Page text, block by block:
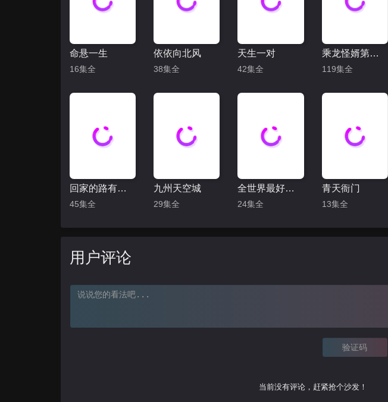
命悬一生
16集全
依依向北风
38集全
天生一对
42集全
乘龙怪婿第二季
119集全
回家的路有多远
45集全
九州天空城
29集全
全世界最好的你
24集全
青天衙门
13集全
用户评论
当前没有评论，赶紧抢个沙发！